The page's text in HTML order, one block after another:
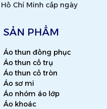
Chí Minh cấp ngày
SẢN PHẨM
Áo thun đồng phục
Áo thun cổ trụ
Áo thun cổ tròn
Áo sơ mi
Áo nhóm áo lớp
Áo khoác